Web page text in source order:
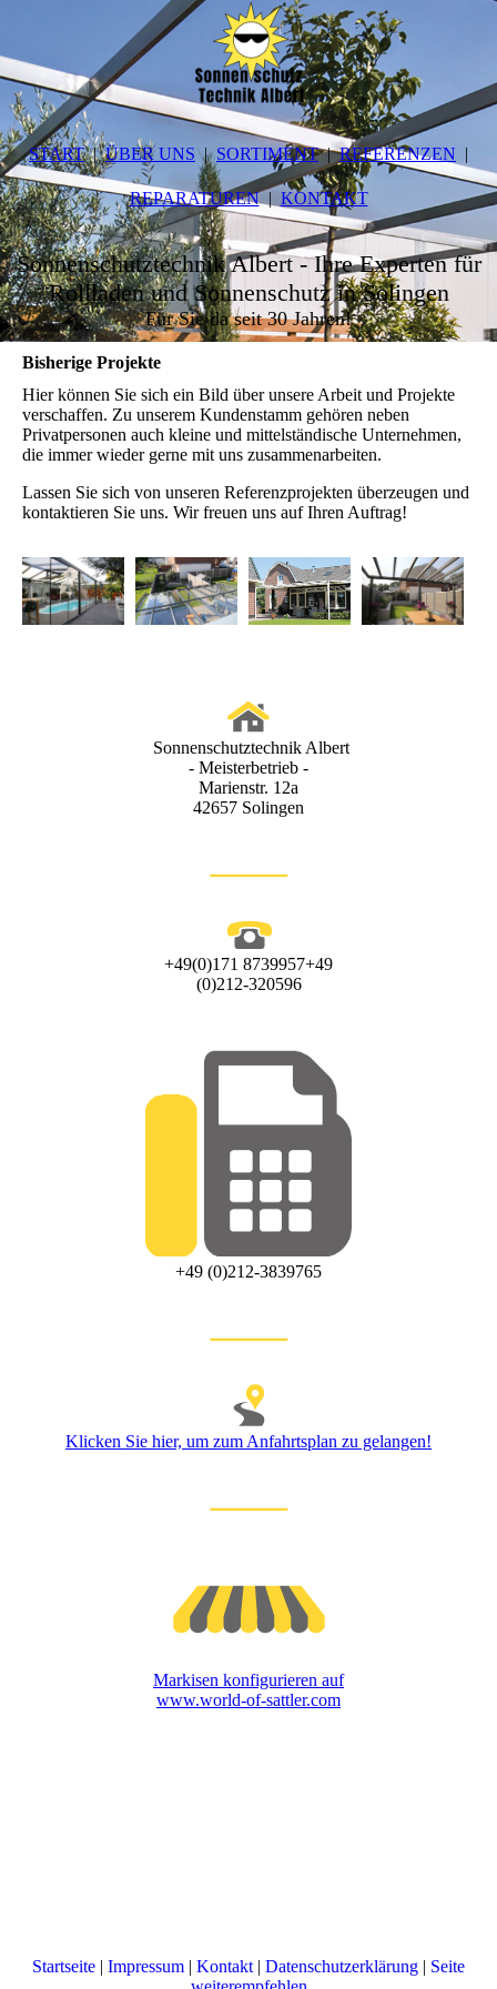
START ÜBER UNS SORTIMENT REFERENZEN
REPARATUREN KONTAKT
Sonnenschutztechnik Albert - Ihre Experten für
Rollladen und Sonnenschutz in Solingen
Für Sie da seit 30 Jahren!
Bisherige Projekte
Hier können Sie sich ein Bild über unsere Arbeit und Projekte
verschaffen. Zu unserem Kundenstamm gehören neben
Privatpersonen auch kleine und mittelständische Unternehmen,
die immer wieder gerne mit uns zusammenarbeiten.
Lassen Sie sich von unseren Referenzprojekten überzeugen und
kontaktieren Sie uns. Wir freuen uns auf Ihren Auftrag!
Sonnenschutztechnik Albert
- Meisterbetrieb -
Marienstr. 12a
42657 Solingen
+49(0)171 8739957+49
(0)212-320596
+49 (0)212-3839765
Klicken Sie hier, um zum Anfahrtsplan zu gelangen!
Markisen konfigurieren auf
www.world-of-sattler.com
Startseite | Impressum | Kontakt | Datenschutzerklärung | Seite